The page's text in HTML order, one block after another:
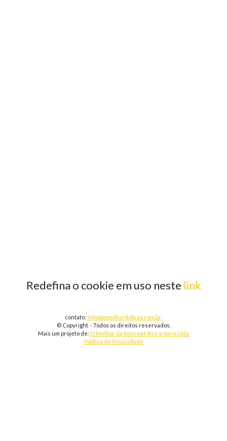
Redefina o cookie em uso neste link
contato: info@omelhordobras.com.br
© Copyright - Todos os direitos reservados.
Mais um projeto de: O Melhor da Internet Ass. e Serv. Ltda
Política de Privacidade